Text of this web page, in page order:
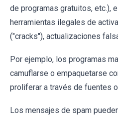
de programas gratuitos, etc.),
herramientas ilegales de
("cracks"), actualizaciones
Por ejemplo, los programas
camuflarse o empaquetarse
proliferar a través de fuentes
Los mensajes de spam